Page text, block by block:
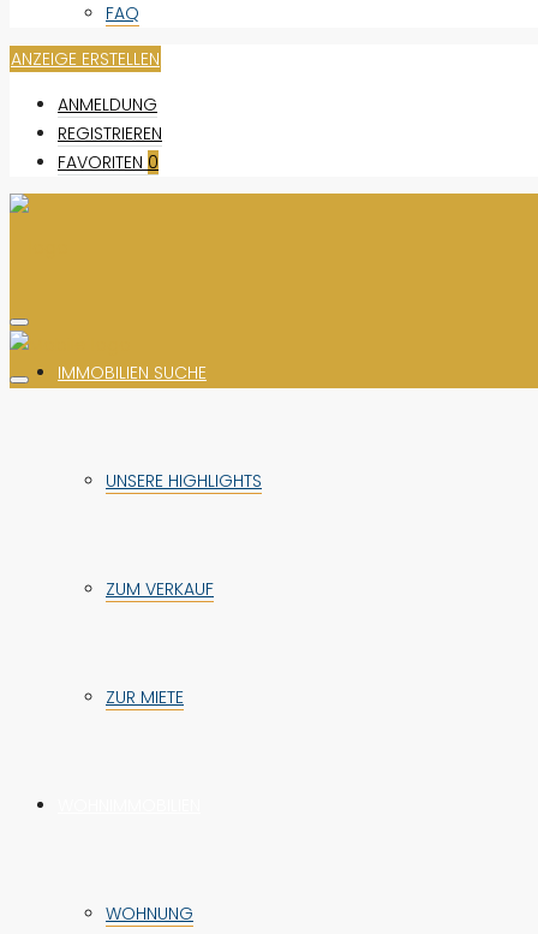
FAQ
ANZEIGE ERSTELLEN
ANMELDUNG
REGISTRIEREN
FAVORITEN 0
IMMOBILIEN SUCHE
UNSERE HIGHLIGHTS
ZUM VERKAUF
ZUR MIETE
WOHNUNG